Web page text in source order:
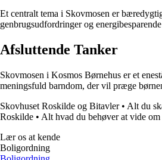
Et centralt tema i Skovmosen er
genbrugsudfordringer og
Afsluttende Tanker
Skovmosen i Kosmos Børnehus er et
meningsfuld barndom, der vil præge
Skovhuset Roskilde og Bitavler• Alt du
Roskilde • Alt hvad du behøver at vide
Lær os at kende
Boligordning